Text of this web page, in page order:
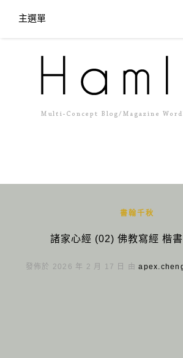
主選單
書翰千秋
諸家心經 (02) 佛教寫經 楷
發佈於 2026 年 2 月 17 日 由